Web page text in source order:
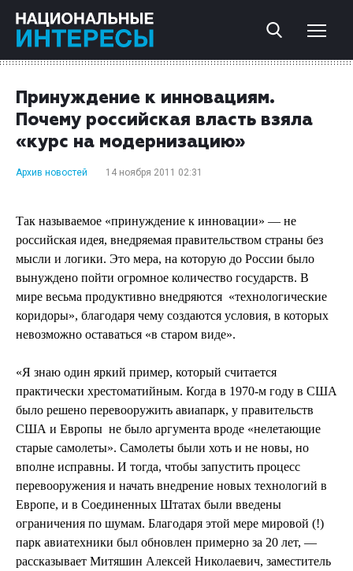
Принуждение к инновациям.
Почему российская власть взяла
«курс на модернизацию»
Архив новостей 14 ноября 2011 02:31
Так называемое «принуждение к инновации» — не
российская идея, внедряемая правительством страны без
мысли и логики. Это мера, на которую до России было
вынуждено пойти огромное количество государств. В
мире весьма продуктивно внедряются «технологические
коридоры», благодаря чему создаются условия, в которых
невозможно оставаться «в старом виде».
«Я знаю один яркий пример, который считается
практически хрестоматийным. Когда в 1970-м году в США
было решено перевооружить авиапарк, у правительств
США и Европы не было аргумента вроде «нелетающие
старые самолеты». Самолеты были хоть и не новы, но
вполне исправны. И тогда, чтобы запустить процесс
перевооружения и начать внедрение новых технологий в
Европе, и в Соединенных Штатах были введены
ограничения по шумам. Благодаря этой мере мировой (!)
парк авиатехники был обновлен примерно за 20 лет, —
рассказывает Митяшин Алексей Николаевич, заместитель